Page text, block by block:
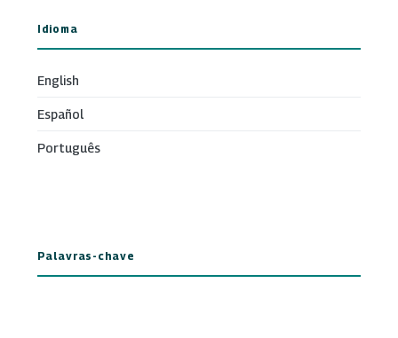
Idioma
English
Español
Português
Palavras-chave